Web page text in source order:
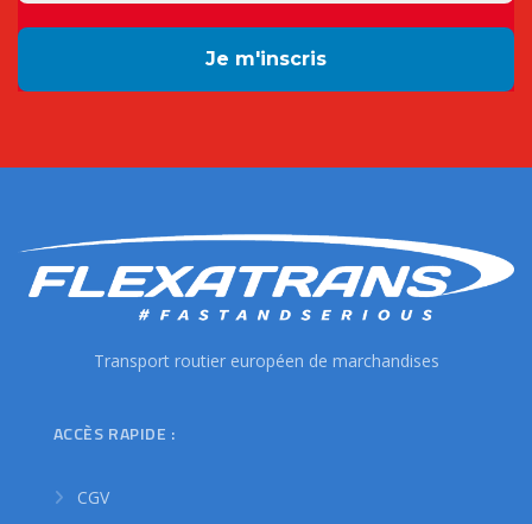
Transport routier européen de marchandises
ACCÈS RAPIDE :
CGV